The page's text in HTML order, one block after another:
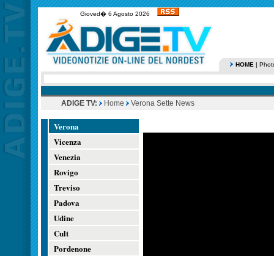
Gioved� 6 Agosto 2026
HOME |
ADIGE TV: Home Verona Sette News
Verona
Vicenza
Venezia
Rovigo
Treviso
Padova
Udine
Cult
Pordenone